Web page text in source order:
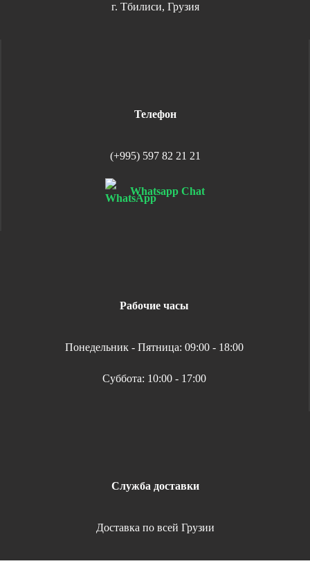
г. Тбилиси, Грузия
Телефон
(+995) 597 82 21 21
Whatsapp Chat
Рабочие часы
Понедельник - Пятница: 09:00 - 18:00
Суббота: 10:00 - 17:00
Служба доставки
Доставка по всей Грузии